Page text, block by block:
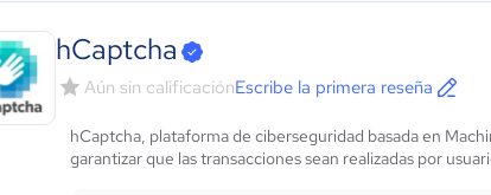
hCaptcha
Aún sin calificaciónEscribe la primera reseña
hCaptcha, plataforma de ciberseguridad basada en
garantizar que las transacciones sean realizadas por